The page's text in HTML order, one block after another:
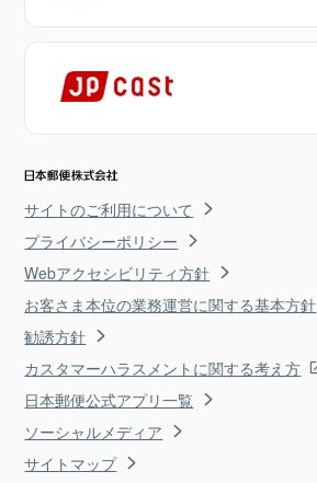
サイトのご利用について
プライバシーポリシー
Webアクセシビリティ方針
お客さま本位の業務運営に関する基本方針
勧誘方針
カスタマーハラスメントに関する考え方
日本郵便公式アプリ一覧
ソーシャルメディア
サイトマップ